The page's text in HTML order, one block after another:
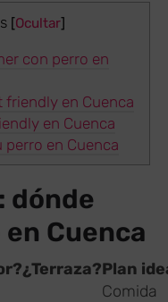
[Ocultar]
con perro en
friendly en Cuenca
en Cuenca
en Cuenca
dónde
Cuenca
¿Terraza?Plan
Comida